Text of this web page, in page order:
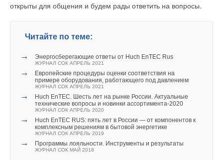
открыты для общения и будем рады ответить на вопросы.
Читайте по теме:
→ Энергосберегающие ответы от Huch EnTEC Rus
ЖУРНАЛ СОК АПРЕЛЬ 2021
→
Европейские процедуры оценки соответствия на
примере оборудования, работающего под давлением
ЖУРНАЛ СОК АПРЕЛЬ 2021
→
Huch EnTEC. Шесть лет на рынке России. Актуальные
технические вопросы и новинки ассортимента-2020
ЖУРНАЛ СОК АПРЕЛЬ 2020
→
Huch EnTEC RUS: пять лет в России — от компонентов к
комплексным решениям в бытовой энергетике
ЖУРНАЛ СОК АПРЕЛЬ 2019
→ Программы лояльности. Инструменты и результаты
ЖУРНАЛ СОК МАЙ 2018
Ваш E-mail *
Текст комментария